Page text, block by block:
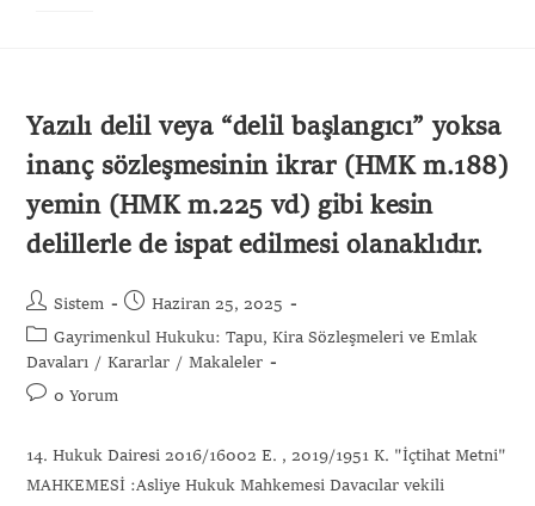
Yazılı delil veya “delil başlangıcı” yoksa
inanç sözleşmesinin ikrar (HMK m.188)
yemin (HMK m.225 vd) gibi kesin
delillerle de ispat edilmesi olanaklıdır.
Sistem
Haziran 25, 2025
Gayrimenkul Hukuku: Tapu, Kira Sözleşmeleri ve Emlak
Davaları / Kararlar / Makaleler
0 Yorum
14. Hukuk Dairesi 2016/16002 E. , 2019/1951 K. "İçtihat Metni"
MAHKEMESİ :Asliye Hukuk Mahkemesi Davacılar vekili